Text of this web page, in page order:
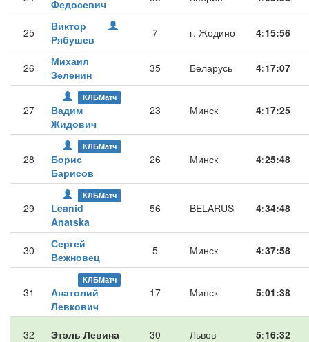
Федосевич
25
Виктор
Рябушев
7 г. Жодино 4:15:56
26
Михаил
Зеленин
35 Беларусь 4:17:07
27
КЛБМатч
Вадим
Жидович
23 Минск 4:17:25
28
КЛБМатч
Борис
Барисов
26 Минск 4:25:48
29
КЛБМатч
Leanid
Anatska
56 BELARUS 4:34:48
30
Сергей
Вежновец
5 Минск 4:37:58
31
КЛБМатч
Анатолий
Левкович
17 Минск 5:01:38
32 Этэль Левина 30 Львов 5:16:32